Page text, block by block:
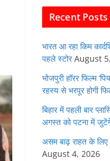
o
o
k
Recent Posts
भारत आ रहा किम
पहले स्टोर August
भोजपुरी हॉरर फिल्म
रहस्य से भरपूर होगी
बिहार में पहली बार
अगस्त को पटना में जुटेंगे
असम बाढ़ राहत के
August 4, 2026